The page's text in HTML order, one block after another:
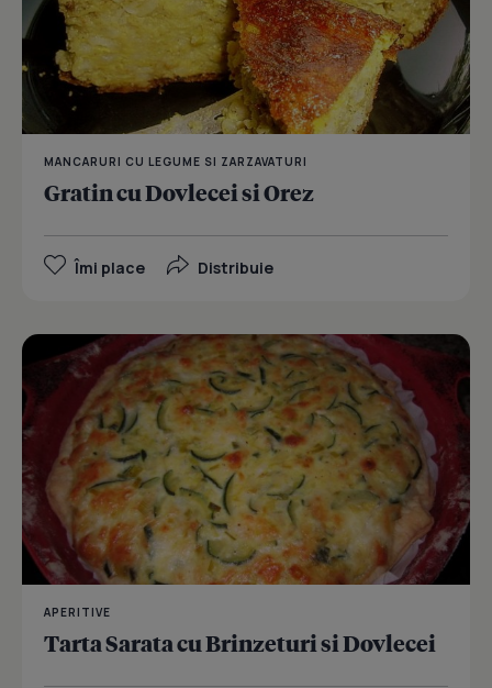
MANCARURI CU LEGUME SI ZARZAVATURI
Gratin cu Dovlecei si Orez
Îmi place Distribuie
APERITIVE
Tarta Sarata cu Brinzeturi si Dovlecei